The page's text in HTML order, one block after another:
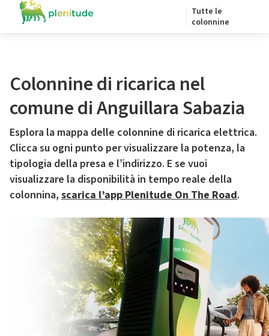
Tutte le
colonnine
Colonnine di ricarica nel
comune di Anguillara Sabazia
Esplora la mappa delle colonnine di ricarica elettrica.
Clicca su ogni punto per visualizzare la potenza, la
tipologia della presa e l’indirizzo. E se vuoi
visualizzare la disponibilità in tempo reale della
colonnina, scarica l’app Plenitude On The Road.